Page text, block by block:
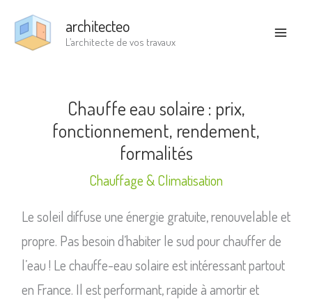
architecteo
L’architecte de vos travaux
Chauffe eau solaire : prix,
fonctionnement, rendement,
formalités
Chauffage & Climatisation
Le soleil diffuse une énergie gratuite, renouvelable et
propre. Pas besoin d’habiter le sud pour chauffer de
l’eau ! Le chauffe-eau solaire est intéressant partout
en France. Il est performant, rapide à amortir et